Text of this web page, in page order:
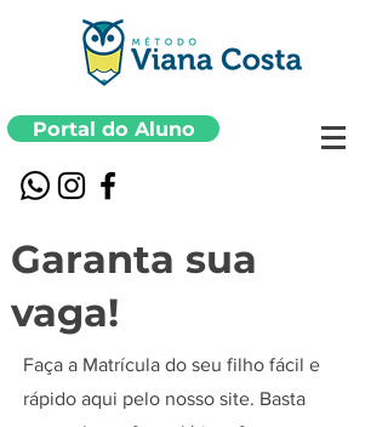
Portal do Aluno
Garanta sua
vaga!
Faça a Matrícula do seu filho fácil e
rápido aqui pelo nosso site. Basta